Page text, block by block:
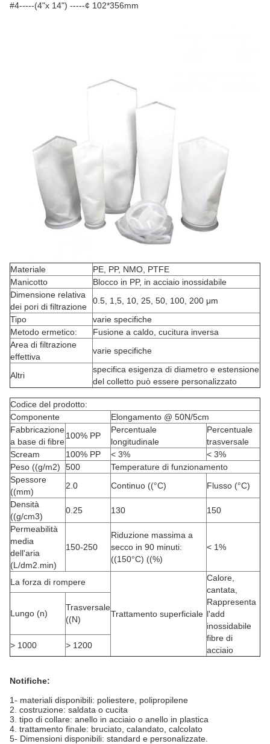
#4-----(4"x 14") -----¢ 102*356mm
Materiale
PE, PP, NMO, PTFE
Manicotto
Blocco in PP, in acciaio inossidabile
Dimensione relativa
dei pori di filtrazione
0.5, 1,5, 10, 25, 50, 100, 200 μm
Tipo
varie specifiche
Metodo ermetico:
Fusione a caldo, cucitura inversa
Area di filtrazione
effettiva
varie specifiche
Altri
specifica esigenza di diametro e estensione
del colletto può essere personalizzato
Codice del prodotto:
Componente
Elongamento @ 50N/5cm
Fabbricazione
a base di fibre
100% PP
Percentuale
longitudinale
Percentuale
trasversale
Scream
100% PP < 3%
< 3%
Peso ((g/m2)
500
Temperature di funzionamento
Spessore
((mm)
2.0 Continuo ((°C)
Flusso (°C)
Densità
((g/cm3)
0.25 130
150
Permeabilità
media
dell'aria
(L/dm2.min)
150-250
Riduzione massima a
secco in 90 minuti:
((150°C) ((%)
< 1%
La forza di rompere
Trattamento superficiale
Calore,
cantata,
Rappresenta
l'add
inossidabile
fibre di
acciaio
Lungo (n)
Trasversale
((N)
> 1000 > 1200
Notifiche:
1- materiali disponibili: poliestere, polipropilene
2. costruzione: saldata o cucita
3. tipo di collare: anello in acciaio o anello in plastica
4. trattamento finale: bruciato, calandato, calcolato
5- Dimensioni disponibili: standard e personalizzate.